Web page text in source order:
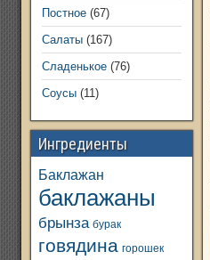
Постное (67)
Салаты (167)
Сладенькое (76)
Соусы (11)
Ингредиенты
Баклажан
баклажаны
брынза бурак
говядина горошек